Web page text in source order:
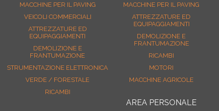
MACCHINE PER IL PAVING
VEICOLI COMMERCIALI
ATTREZZATURE ED
EQUIPAGGIAMENTI
DEMOLIZIONE E
FRANTUMAZIONE
STRUMENTAZIONE ELETTRONICA
VERDE / FORESTALE
RICAMBI
MACCHINE PER IL PAVING
ATTREZZATURE ED
EQUIPAGGIAMENTI
DEMOLIZIONE E
FRANTUMAZIONE
RICAMBI
MOTORI
MACCHINE AGRICOLE
AREA PERSONALE